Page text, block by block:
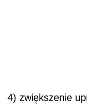
4) zwiększenie